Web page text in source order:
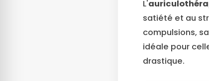
L'
satiété et au
compulsions,
idéale pour
drastique.